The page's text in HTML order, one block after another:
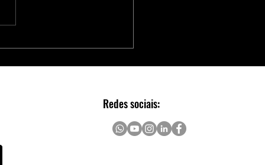
Adaptec® SmartRAID
Redes sociais: